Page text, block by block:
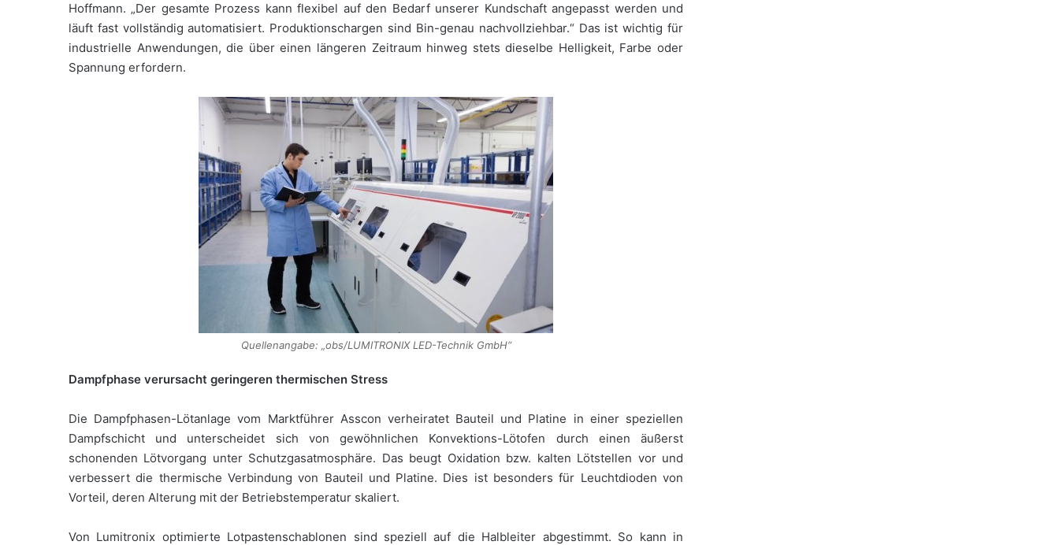
Hoffmann. „Der gesamte Prozess kann flexibel auf den Bedarf unserer Kundschaft angepasst werden und
läuft fast vollständig automatisiert. Produktionschargen sind Bin-genau nachvollziehbar.“ Das ist wichtig für
industrielle Anwendungen, die über einen längeren Zeitraum hinweg stets dieselbe Helligkeit, Farbe oder
Spannung erfordern.
Quellenangabe: „obs/LUMITRONIX LED-Technik GmbH“
Dampfphase verursacht geringeren thermischen Stress
Die Dampfphasen-Lötanlage vom Marktführer Asscon verheiratet Bauteil und Platine in einer speziellen
Dampfschicht und unterscheidet sich von gewöhnlichen Konvektions-Lötofen durch einen äußerst
schonenden Lötvorgang unter Schutzgasatmosphäre. Das beugt Oxidation bzw. kalten Lötstellen vor und
verbessert die thermische Verbindung von Bauteil und Platine. Dies ist besonders für Leuchtdioden von
Vorteil, deren Alterung mit der Betriebstemperatur skaliert.
Von Lumitronix optimierte Lotpastenschablonen sind speziell auf die Halbleiter abgestimmt. So kann in